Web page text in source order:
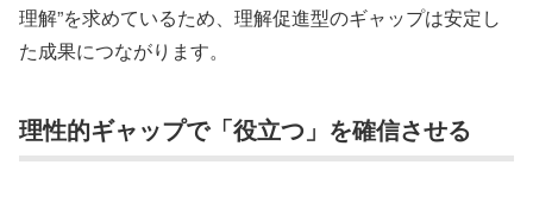
理解”を求めているため、理解促進型のギャップは安定し
た成果につながります。
理性的ギャップで「役立つ」を確信させる